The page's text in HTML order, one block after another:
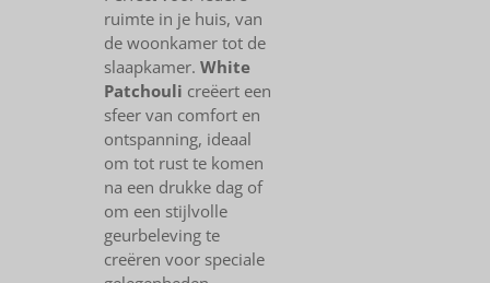
ruimte in je huis, van
de woonkamer tot de
slaapkamer. White
Patchouli creëert een
sfeer van comfort en
ontspanning, ideaal
om tot rust te komen
na een drukke dag of
om een stijlvolle
geurbeleving te
creëren voor speciale